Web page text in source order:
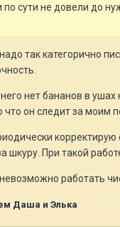
сути не довели до
так категорично
нет бананов в
что он следит за моим
корректирую
шкуру. При такой
работать
Даша и Элька